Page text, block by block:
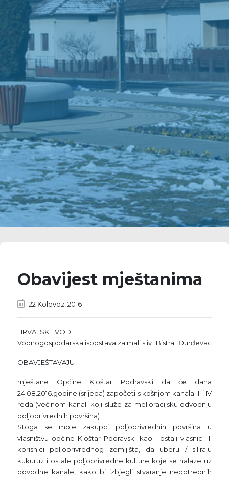
Obavijest mještanima
22 Kolovoz, 2016
HRVATSKE VODE
Vodnogospodarska ispostava za mali sliv "Bistra" Đurđevac
OBAVJEŠTAVAJU
mještane Općine Kloštar Podravski da će dana
24.08.2016.godine (srijeda) započeti s košnjom kanala III i IV
reda (većinom kanali koji služe za melioracijsku odvodnju
poljoprivrednih površina).
Stoga se mole zakupci poljoprivrednih površina u
vlasništvu općine Kloštar Podravski kao i ostali vlasnici ili
korisnici poljoprivrednog zemljišta, da uberu / siliraju
kukuruz i ostale poljoprivredne kulture koje se nalaze uz
odvodne kanale, kako bi izbjegli stvaranje nepotrebnih